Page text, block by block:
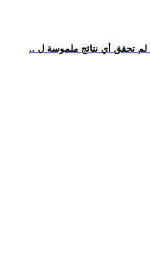
تحقق أي نتائج ملموسة ل